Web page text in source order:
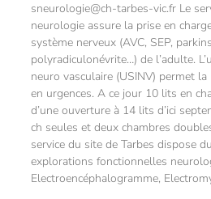
sneurologie@ch-tarbes-vic.fr Le
neurologie assure la prise en
système nerveux (AVC, SEP,
polyradiculonévrite…) de l’adulte.
neuro vasculaire (USINV) permet
en urgences. A ce jour 10 lits en
d’une ouverture à 14 lits d’ici
ch seules et deux chambres
service du site de Tarbes dispose
explorations fonctionnelles
Electroencéphalogramme,